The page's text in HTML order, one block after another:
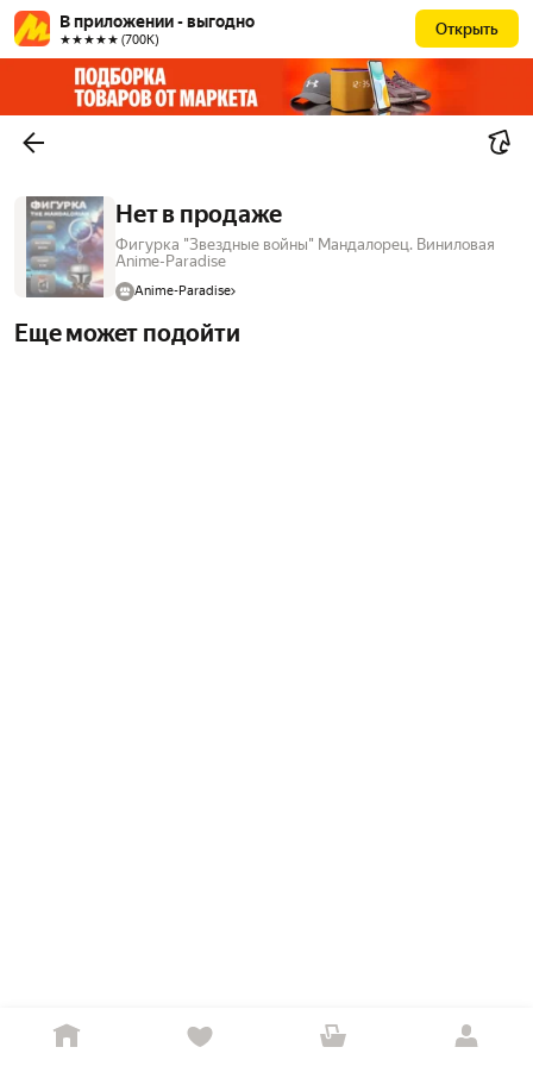
В приложении - выгодно
★★★★★ (700К)
Открыть
Нет в продаже
Фигурка "Звездные войны" Мандалорец. Виниловая
Anime-Paradise
Anime-Paradise
Еще может подойти